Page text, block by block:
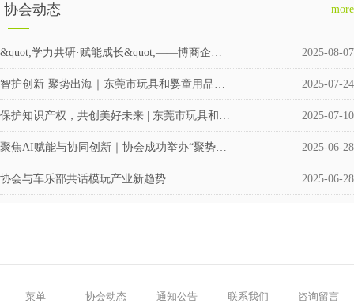
协会动态 more
&quot;学力共研·赋能成长&quot;——博商企业交流会圆满举行 2025-08-07
智护创新·聚势出海｜东莞市玩具和婴童用品企业涉外知识产权交流会成功举办 2025-07-24
保护知识产权，共创美好未来 | 东莞市玩具和婴童用品协会积极筹备成立维权援助工作站 2025-07-10
聚焦AI赋能与协同创新｜协会成功举办“聚势·共赢”企业交流活动 2025-06-28
协会与车乐部共话模玩产业新趋势 2025-06-28
菜单 协会动态 通知公告 联系我们 咨询留言